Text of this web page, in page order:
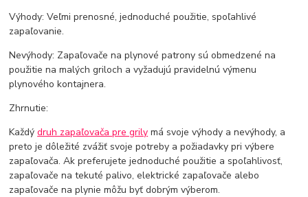
Výhody: Veľmi prenosné, jednoduché použitie, spoľahlivé
zapaľovanie.
Nevýhody: Zapaľovače na plynové patrony sú obmedzené na
použitie na malých griloch a vyžadujú pravidelnú výmenu
plynového kontajnera.
Zhrnutie:
Každýdruh zapaľovača pre grily má svoje výhody a nevýhody, a
preto je dôležité zvážiť svoje potreby a požiadavky pri výbere
zapaľovača. Ak preferujete jednoduché použitie a spoľahlivosť,
zapaľovače na tekuté palivo, elektrické zapaľovače alebo
zapaľovače na plynie môžu byť dobrým výberom.